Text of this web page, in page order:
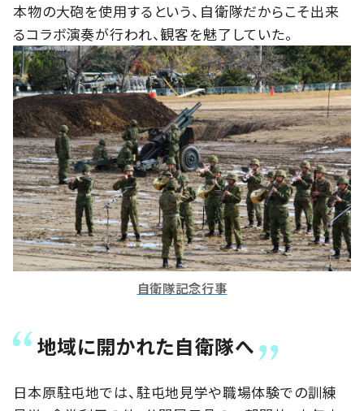
本物の大砲を使用するという、自衛隊だからこそ出来
るコラボ演奏が行われ、観客を魅了していた。
自衛隊記念行事
地域に開かれた自衛隊へ
日本原駐屯地では、駐屯地見学や職場体験での訓練